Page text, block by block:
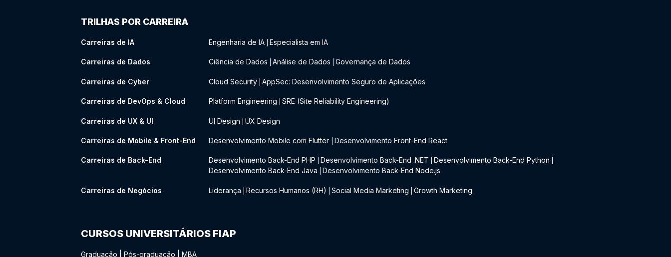
TRILHAS POR CARREIRA
Carreiras de IA Engenharia de IA Especialista em IA
Carreiras de Dados Ciência de Dados Análise de Dados Governança de Dados
Carreiras de Cyber Cloud Security AppSec: Desenvolvimento Seguro de Aplicações
Carreiras de DevOps & Cloud Platform Engineering SRE (Site Reliability Engineering)
Carreiras de UX & UI UI Design UX Design
Carreiras de Mobile & Front-End Desenvolvimento Mobile com Flutter Desenvolvimento Front-End React
Carreiras de Back-End Desenvolvimento Back-End PHP Desenvolvimento Back-End .NET Desenvolvimento Back-End Python
Desenvolvimento Back-End Java Desenvolvimento Back-End Node.js
Carreiras de Negócios Liderança Recursos Humanos (RH) Social Media Marketing Growth Marketing
CURSOS UNIVERSITÁRIOS FIAP
Graduação Pós-graduação MBA